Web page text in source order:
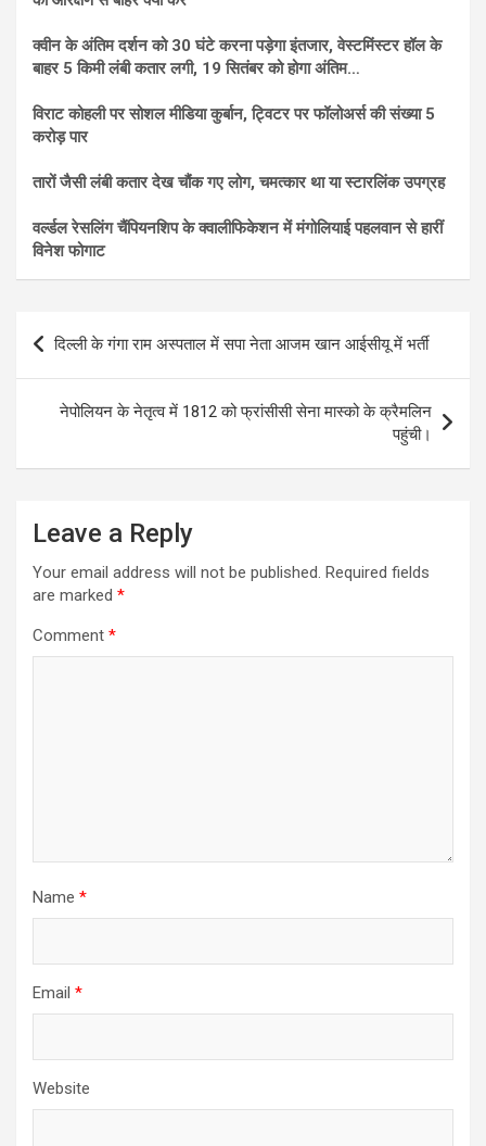
क्वीन के अंतिम दर्शन को 30 घंटे करना पड़ेगा इंतजार, वेस्टमिंस्टर हॉल के
बाहर 5 किमी लंबी कतार लगी, 19 सितंबर को होगा अंतिम…
विराट कोहली पर सोशल मीडिया कुर्बान, ट्विटर पर फॉलोअर्स की संख्या 5
करोड़ पार
तारों जैसी लंबी कतार देख चौंक गए लोग, चमत्कार था या स्टारलिंक उपग्रह
वर्ल्डल रेसलिंग चैंपियनशिप के क्वालीफिकेशन में मंगोलियाई पहलवान से हारीं
विनेश फोगाट
Post
navigation
दिल्ली के गंगा राम अस्पताल में सपा नेता आजम खान आईसीयू में भर्ती
नेपोलियन के नेतृत्व में 1812 को फ्रांसीसी सेना मास्को के क्रैमलिन
पहुंची।
Leave a Reply
Your email address will not be published. Required fields
are marked *
Comment *
Name *
Email *
Website